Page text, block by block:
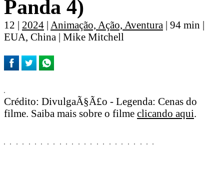
Panda 4)
12 | 2024 | Animação, Ação, Aventura | 94 min |
EUA, China | Mike Mitchell
Crédito: DivulgaÃ§Ã£o - Legenda: Cenas do
filme. Saiba mais sobre o filme clicando aqui.